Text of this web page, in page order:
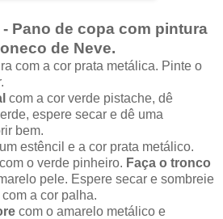
Pano de copa com pintura
de Neve.
com a cor prata metálica. Pinte o
com a cor verde pistache, dê
espere secar e dê uma
bem.
estêncil e a cor prata metálico.
o verde pinheiro. Faça o tronco
pele. Espere secar e sombreie
a cor palha.
com o amarelo metálico e